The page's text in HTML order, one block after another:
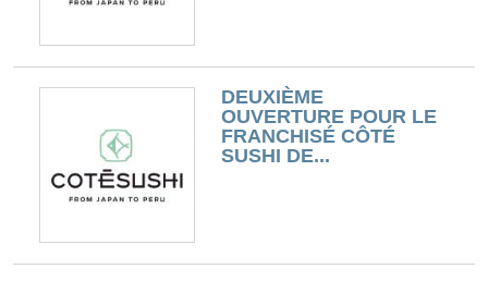
DEUXIÈME
OUVERTURE POUR LE
FRANCHISÉ CÔTÉ
SUSHI DE...